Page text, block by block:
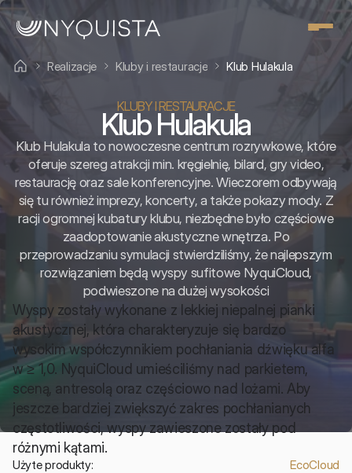
KLUBY I RESTAURACJE
Klub Hulakula
Klub Hulakula to nowoczesne centrum rozrywkowe, które
oferuje szereg atrakcji min. kręgielnię, bilard, gry video,
restaurację oraz sale konferencyjne. Wieczorem odbywają
się tu również imprezy, koncerty, a także pokazy mody. Z
racji ogromnej kubatury klubu, niezbędne było częściowe
zaadoptowanie akustyczne wnętrza. Po
przeprowadzaniu symulacji stwierdziliśmy, że najlepszym
rozwiązaniem będą wyspy sufitowe NyquiCloud,
podwieszone na dużej wysokości
Wyspy zostały wykonane z lekkiej niepalnej pianki
akustycznej, która charakteryzuje się bardzo
wysokim współczynnikiem pochłaniania dźwięku alfa
w ≥ 1,0. NyquiCloud umieściliśmy nad parkietem,
sceną, antresolą oraz częściowo nad lożami. Aby
jeszcze bardziej zwiększyć zakres pochłanianych
częstotliwości, wyspy zawieszone zostały pod
różnymi kątami.
Użyte produkty:
EcoCloud
Realizacje Kluby i restauracje Klub Hulakula